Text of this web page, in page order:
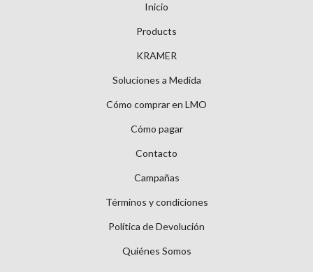
Inicio
Products
KRAMER
Soluciones a Medida
Cómo comprar en LMO
Cómo pagar
Contacto
Campañas
Términos y condiciones
Política de Devolución
Quiénes Somos